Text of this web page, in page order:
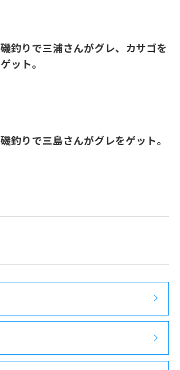
磯釣りで三浦さんがグレ、カサゴを
ゲット。
磯釣りで三島さんがグレをゲット。